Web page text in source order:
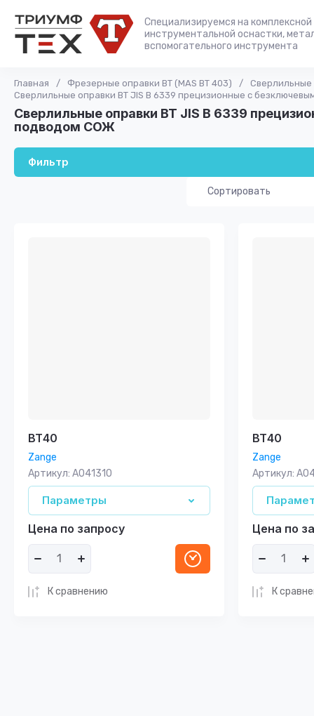
Специализируемся на
инструментальной оснастки,
вспомогательного инструмента
Главная / Фрезерные оправки ВТ (MAS BT 403) /
Сверлильные
Сверлильные оправки BT JIS B 6339 прецизионные с
Сверлильные оправки BT JIS B 6339
подводом СОЖ
Фильтр
Сортировать
ВТ40
Zange
Артикул: А041310
Параметры
Цена по запросу
К сравнению
ВТ40
Zange
Артикул:
Цена по
К